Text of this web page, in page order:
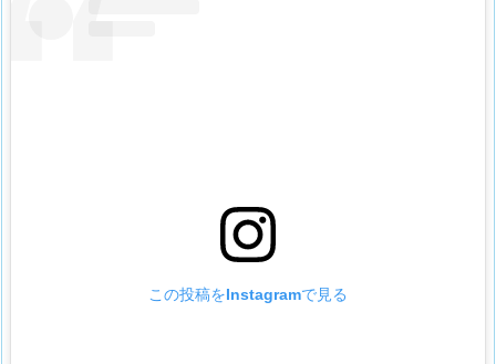
この投稿をInstagramで見る